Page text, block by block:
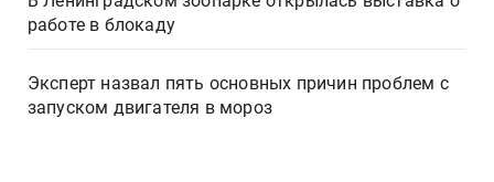
работе в блокаду
Эксперт назвал пять основных причин проблем с
запуском двигателя в мороз